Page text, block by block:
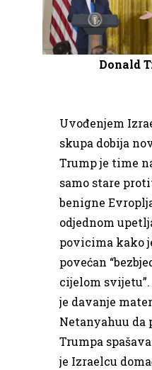
Donald
Uvođenjem
skupa dobija
Trump je time
samo stare
benigne
odjednom
povicima kako
povećan
cijelom svijetu”.
je davanje
Netanyahuu da
Trumpa
je Izraelcu